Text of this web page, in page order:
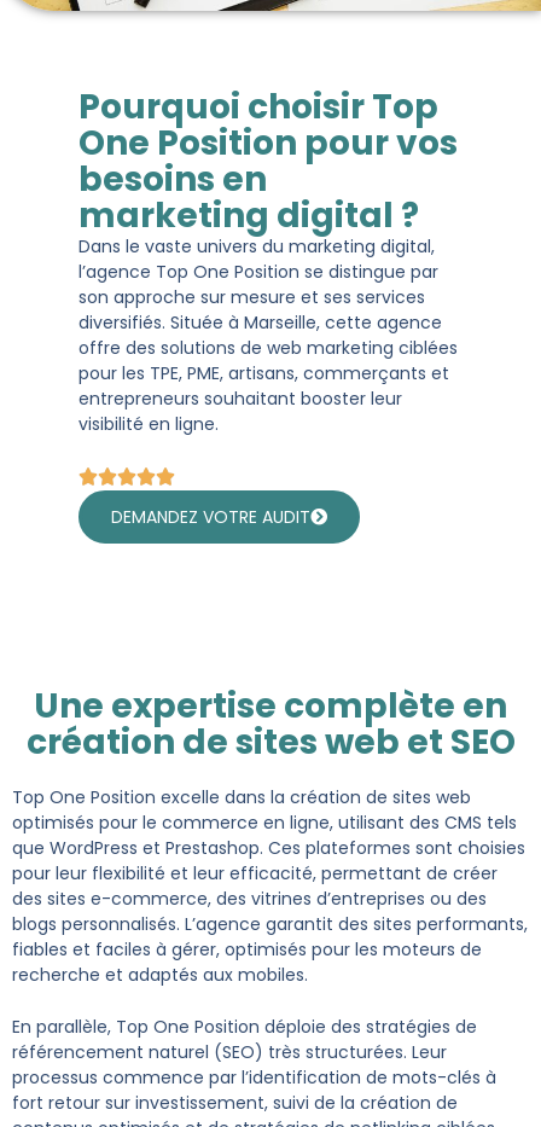
Pourquoi choisir Top
One Position pour vos
besoins en
marketing digital ?
Dans le vaste univers du marketing digital,
l’agence Top One Position se distingue par
son approche sur mesure et ses services
diversifiés. Située à Marseille, cette agence
offre des solutions de web marketing ciblées
pour les TPE, PME, artisans, commerçants et
entrepreneurs souhaitant booster leur
visibilité en ligne.
DEMANDEZ VOTRE AUDIT
Une expertise complète en
création de sites web et SEO
Top One Position excelle dans la création de sites web
optimisés pour le commerce en ligne, utilisant des CMS tels
que WordPress et Prestashop. Ces plateformes sont choisies
pour leur flexibilité et leur efficacité, permettant de créer
des sites e-commerce, des vitrines d’entreprises ou des
blogs personnalisés. L’agence garantit des sites performants,
fiables et faciles à gérer, optimisés pour les moteurs de
recherche et adaptés aux mobiles​​.
En parallèle, Top One Position déploie des stratégies de
référencement naturel (SEO) très structurées. Leur
processus commence par l’identification de mots-clés à
fort retour sur investissement, suivi de la création de